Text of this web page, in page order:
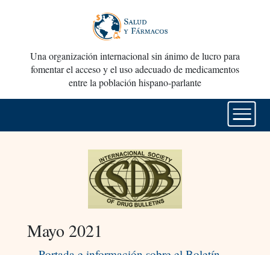
Una organización internacional sin ánimo de lucro para
fomentar el acceso y el uso adecuado de medicamentos
entre la población hispano-parlante
Mayo 2021